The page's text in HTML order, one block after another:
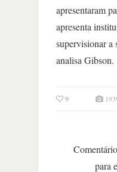
apresentaram
apresenta
supervisionar a
analisa Gibson.
9
para